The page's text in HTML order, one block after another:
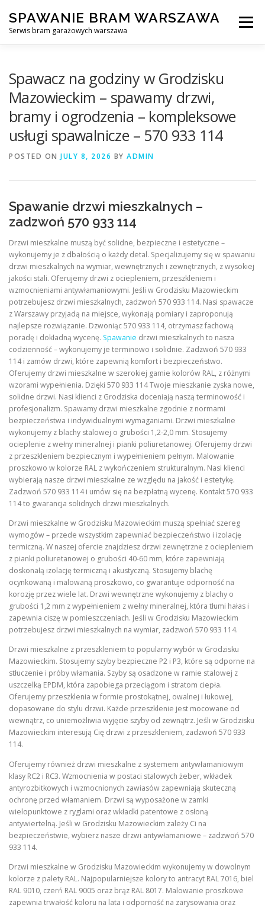
content
SPAWANIE BRAM WARSZAWA
Serwis bram garażowych warszawa
Menu
AWARYJNE OTWIERANIE BRAM BLOG
Spawacz na godziny w Grodzisku
Mazowieckim – spawamy drzwi,
bramy i ogrodzenia – kompleksowe
usługi spawalnicze – 570 933 114
POSTED ON JULY 8, 2026 BY ADMIN
Spawanie drzwi mieszkalnych –
zadzwoń 570 933 114
Drzwi mieszkalne muszą być solidne, bezpieczne i estetyczne –
wykonujemy je z dbałością o każdy detal. Specjalizujemy się w spawaniu
drzwi mieszkalnych na wymiar, wewnętrznych i zewnętrznych, z wysokiej
jakości stali. Oferujemy drzwi z ociepleniem, przeszkleniem i
wzmocnieniami antywłamaniowymi. Jeśli w Grodzisku Mazowieckim
potrzebujesz drzwi mieszkalnych, zadzwoń 570 933 114. Nasi spawacze
z Warszawy przyjadą na miejsce, wykonają pomiary i zaproponują
najlepsze rozwiązanie. Dzwoniąc 570 933 114, otrzymasz fachową
poradę i dokładną wycenę. Spawanie drzwi mieszkalnych to nasza
codzienność – wykonujemy je terminowo i solidnie. Zadzwoń 570 933
114 i zamów drzwi, które zapewnią komfort i bezpieczeństwo.
Oferujemy drzwi mieszkalne w szerokiej gamie kolorów RAL, z różnymi
wzorami wypełnienia. Dzięki 570 933 114 Twoje mieszkanie zyska nowe,
solidne drzwi. Nasi klienci z Grodziska doceniają naszą terminowość i
profesjonalizm. Spawamy drzwi mieszkalne zgodnie z normami
bezpieczeństwa i indywidualnymi wymaganiami. Drzwi mieszkalne
wykonujemy z blachy stalowej o grubości 1,2-2,0 mm. Stosujemy
ocieplenie z wełny mineralnej i pianki poliuretanowej. Oferujemy drzwi
z przeszkleniem bezpiecznym i wypełnieniem pełnym. Malowanie
proszkowo w kolorze RAL z wykończeniem strukturalnym. Nasi klienci
wybierają nasze drzwi mieszkalne ze względu na jakość i estetykę.
Zadzwoń 570 933 114 i umów się na bezpłatną wycenę. Kontakt 570 933
114 to gwarancja solidnych drzwi mieszkalnych.
Drzwi mieszkalne w Grodzisku Mazowieckim muszą spełniać szereg
wymogów – przede wszystkim zapewniać bezpieczeństwo i izolację
termiczną. W naszej ofercie znajdziesz drzwi zewnętrzne z ociepleniem
z pianki poliuretanowej o grubości 40-60 mm, które zapewniają
doskonałą izolację termiczną i akustyczną. Stosujemy blachę
ocynkowaną i malowaną proszkowo, co gwarantuje odporność na
korozję przez wiele lat. Drzwi wewnętrzne wykonujemy z blachy o
grubości 1,2 mm z wypełnieniem z wełny mineralnej, która tłumi hałas i
zapewnia ciszę w pomieszczeniach. Jeśli w Grodzisku Mazowieckim
potrzebujesz drzwi mieszkalnych na wymiar, zadzwoń 570 933 114.
Drzwi mieszkalne z przeszkleniem to popularny wybór w Grodzisku
Mazowieckim. Stosujemy szyby bezpieczne P2 i P3, które są odporne na
stłuczenie i próby włamania. Szyby są osadzone w ramie stalowej z
uszczelką EPDM, która zapobiega przeciągom i stratom ciepła.
Oferujemy przeszklenia w formie prostokątnej, owalnej i łukowej,
dopasowane do stylu drzwi. Każde przeszklenie jest mocowane od
wewnątrz, co uniemożliwia wyjęcie szyby od zewnątrz. Jeśli w Grodzisku
Mazowieckim interesują Cię drzwi z przeszkleniem, zadzwoń 570 933
114.
Oferujemy również drzwi mieszkalne z systemem antywłamaniowym
klasy RC2 i RC3. Wzmocnienia w postaci stalowych żeber, wkładek
antyrozbitkowych i wzmocnionych zawiasów zapewniają skuteczną
ochronę przed włamaniem. Drzwi są wyposażone w zamki
wielopunktowe z ryglami oraz wkładki patentowe z osłoną
antywiertelną. Jeśli w Grodzisku Mazowieckim zależy Ci na
bezpieczeństwie, wybierz nasze drzwi antywłamaniowe – zadzwoń 570
933 114.
Drzwi mieszkalne w Grodzisku Mazowieckim wykonujemy w dowolnym
kolorze z palety RAL. Najpopularniejsze kolory to antracyt RAL 7016, biel
RAL 9010, czerń RAL 9005 oraz brąz RAL 8017. Malowanie proszkowe
zapewnia trwałość koloru na lata i odporność na zarysowania oraz